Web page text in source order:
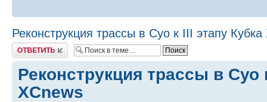
Реконструкция трассы в Суо к III этапу Кубка
Ответить
Реконструкция трассы в Суо
XCnews